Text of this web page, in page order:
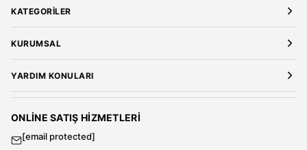
KATEGORILER
Bluz
Gömlek
T-Shirt
Tulum
KURUMSAL
Mağazalarımız
Gizlilik ve Güvenlik
YARDIM KONULARI
Üyelik Sözleşmesi
Kargo ve Teslimat
Satış Sözleşmesi
Banka Hesap Bilgileri
ONLINE SATIŞ HIZMETLERI
[email protected]